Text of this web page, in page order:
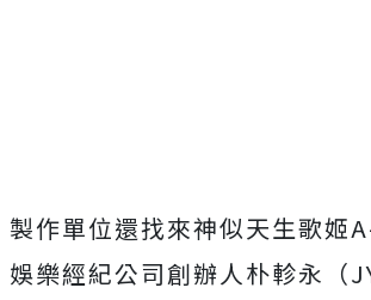
製作單位還找來神似天生歌姬
娛樂經紀公司創辦人朴軫永（